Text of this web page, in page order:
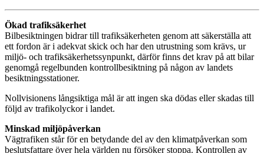
Ökad trafiksäkerhet
Bilbesiktningen bidrar till trafiksäkerheten genom att säkerställa att
ett fordon är i adekvat skick och har den utrustning som krävs, ur
miljö- och trafiksäkerhetssynpunkt, därför finns det krav på att bilar
genomgå regelbunden kontrollbesiktning på någon av landets
besiktningsstationer.
Nollvisionens långsiktiga mål är att ingen ska dödas eller skadas till
följd av trafikolyckor i landet.
Minskad miljöpåverkan
Vägtrafiken står för en betydande del av den klimatpåverkan som
beslutsfattare över hela världen nu försöker stoppa. Kontrollen av